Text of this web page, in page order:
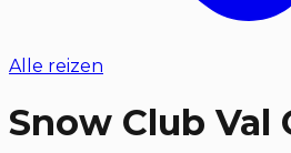
Alle reizen
Snow Club Val